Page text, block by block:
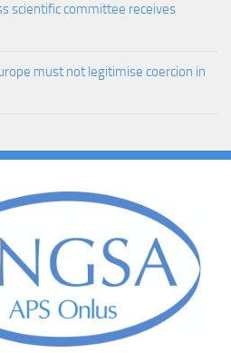
scientific committee receives
must not legitimise coercion in